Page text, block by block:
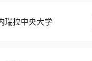
瑞拉中央大学